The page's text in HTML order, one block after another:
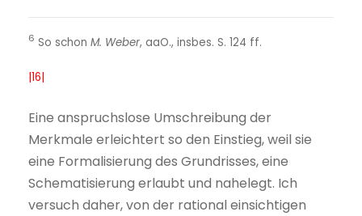
6 So schon M. Weber, aaO., insbes. S. 124 ff.
|16|
Eine anspruchslose Umschreibung der
Merkmale erleichtert so den Einstieg, weil sie
eine Formalisierung des Grundrisses, eine
Schematisierung erlaubt und nahelegt. Ich
versuch daher, von der rational einsichtigen